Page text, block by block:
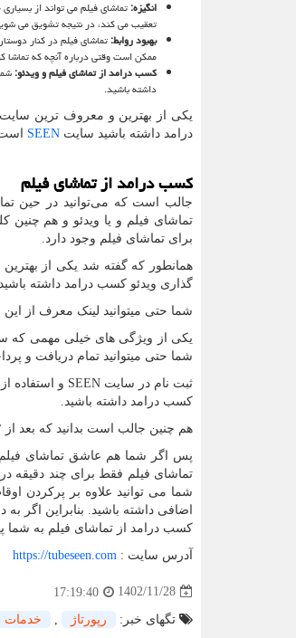
انگیزه:تماشای فیلم می تواند از
تعقیب می کند، در نتیجه تشویق می
بهبود روابط:تماشای فیلم در کنار
ممکن است وقتی درباره آنچه که تماشا
کسب درامد از تماشای فیلم و ویدئو:
داشته باشید.
یکی از بهترین و معروف ترین
درامد داشته باشید سایت SEEN
کسب درامد از تماشای فیلم
جالب است که می‌توانید در حین
تماشای فیلم و یا ویدئو و هم
برای تماشای فیلم وجود دارد.
همانطور که گفته شد یکی از
گذاری ویدئو کسب درامد داشته
شما حتی میتوانید لینک معرف از
یکی از ویژگی های خیلی مهمی که
شما حتی میتوانید تمام دریافت و
ثبت نام در سایتSEEN و استفاده
کسب درامد داشته باشید.
هم چنین جالب است بدانید که بعد از ۲ ماه فعالیت در
پس اگر شما هم عاشق تماشای فیلم
تماشای فیلم فقط برای چند دقیقه
شما می توانید علاوه بر پرکردن
اضافی داشته باشید. بنابراین اگر
کسب درامد از تماشای فیلم به شما
آدرس سایت : https://tubeseen.com
1402/11/28
17:19:40
تگهای خبر: رپورتاژ خدمات